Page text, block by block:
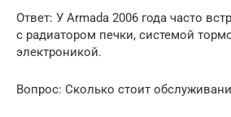
Ответ: У Armada 2006 года часто
с радиатором печки, системой
электроникой.
Вопрос: Сколько стоит